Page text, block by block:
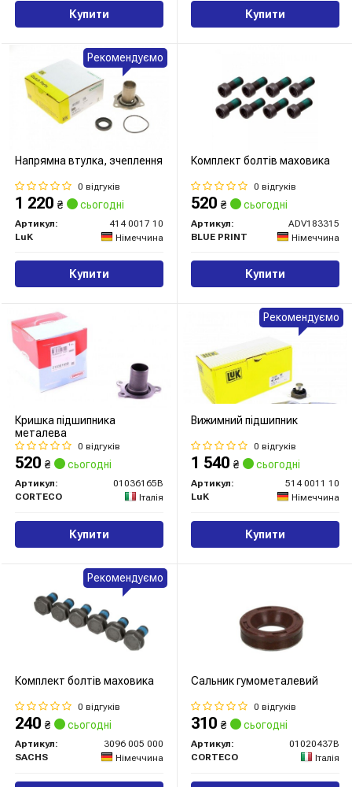
Купити Купити
Напрямна втулка, зчеплення
0 відгуків
1 220 ₴ сьогодні
Артикул:
414 0017 10
LuK
Німеччина
Купити
Рекомендуємо
Комплект болтів маховика
0 відгуків
520 ₴ сьогодні
Артикул:
ADV183315
BLUE PRINT
Німеччина
Купити
Кришка підшипника
металева
0 відгуків
520 ₴ сьогодні
Артикул:
01036165B
CORTECO
Італія
Купити
Вижимний підшипник
0 відгуків
1 540 ₴ сьогодні
Артикул:
514 0011 10
LuK
Німеччина
Купити
Рекомендуємо
Комплект болтів маховика
0 відгуків
240 ₴ сьогодні
Артикул:
3096 005 000
SACHS
Німеччина
Рекомендуємо
Сальник гумометалевий
0 відгуків
310 ₴ сьогодні
Артикул:
01020437B
CORTECO
Італія